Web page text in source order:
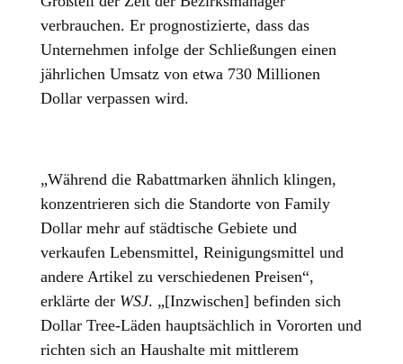
verbrauchen. Er prognostizierte, dass das
Unternehmen infolge der Schließungen einen
jährlichen Umsatz von etwa 730 Millionen
Dollar verpassen wird.
„Während die Rabattmarken ähnlich klingen,
konzentrieren sich die Standorte von Family
Dollar mehr auf städtische Gebiete und
verkaufen Lebensmittel, Reinigungsmittel und
andere Artikel zu verschiedenen Preisen“,
erklärte der WSJ. „[Inzwischen] befinden sich
Dollar Tree-Läden hauptsächlich in Vororten und
richten sich an Haushalte mit mittlerem